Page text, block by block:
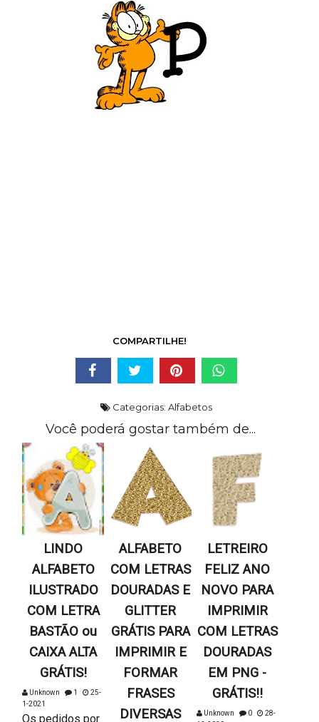
COMPARTILHE!
Categorias: Alfabetos
Você poderá gostar também de...
LINDO
ALFABETO
ILUSTRADO
COM LETRA
BASTÃO ou
CAIXA ALTA
GRÁTIS!
Unknown 1
25-
1-2021
Os pedidos por
ALFABETO
COM LETRAS
DOURADAS E
GLITTER
GRÁTIS PARA
IMPRIMIR E
FORMAR
FRASES
DIVERSAS
LETREIRO
FELIZ ANO
NOVO PARA
IMPRIMIR
COM LETRAS
DOURADAS
EM PNG -
GRÁTIS!!
Unknown 0
28-